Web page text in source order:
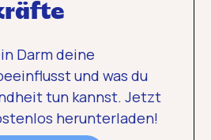
Darm deine
und was du
tun kannst. Jetzt
herunterladen!